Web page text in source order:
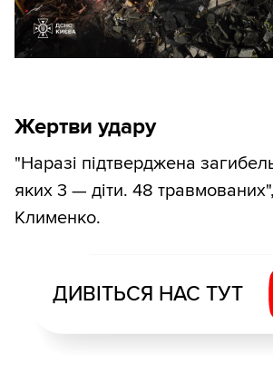
Жертви удару
"Наразі підтверджена
яких 3 — діти. 48
Клименко.
ДИВІТЬСЯ НАС ТУТ